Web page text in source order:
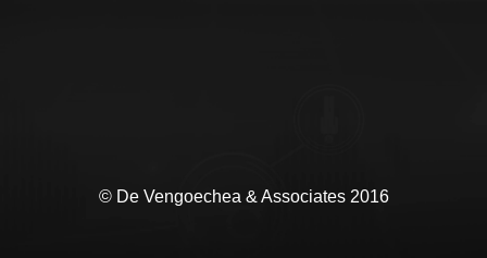
© De Vengoechea & Associates 2016